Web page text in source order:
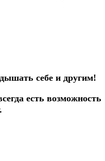
себе и другим!
есть возможность